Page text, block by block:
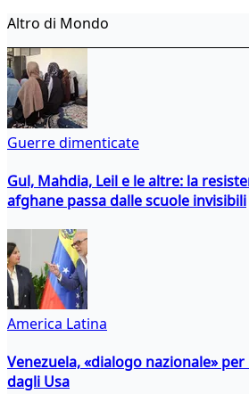
Altro di Mondo
Guerre dimenticate
Gul, Mahdia, Leil e le altre: la
afghane passa dalle scuole invisibili
America Latina
Venezuela, «dialogo nazionale»
dagli Usa